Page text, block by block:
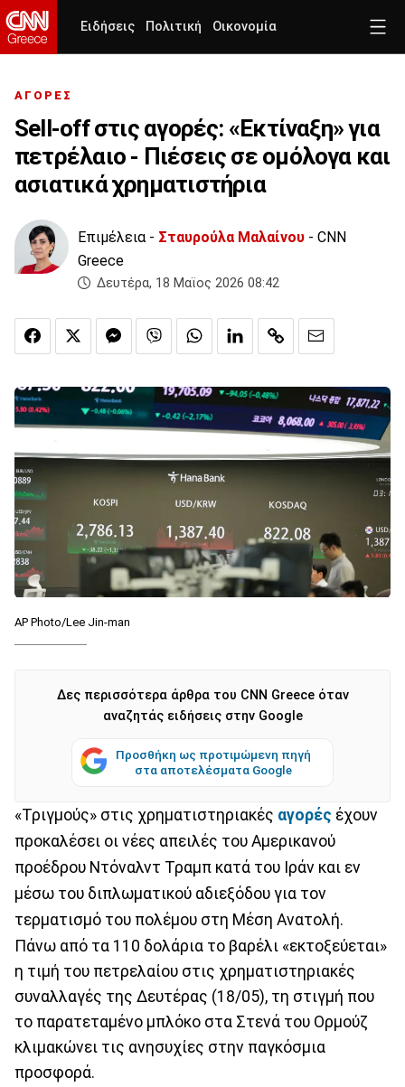
Ειδήσεις Πολιτική Οικονομία
ΑΓΟΡΕΣ
Sell-off στις αγορές: «Εκτίναξη» για
πετρέλαιο - Πιέσεις σε ομόλογα και
ασιατικά χρηματιστήρια
Επιμέλεια - Σταυρούλα Μαλαίνου - CNN
Greece
Δευτέρα, 18 Μαϊος 2026 08:42
AP Photo/Lee Jin-man
Δες περισσότερα άρθρα του CNN Greece όταν
αναζητάς ειδήσεις στην Google
Προσθήκη ως προτιμώμενη πηγή
στα αποτελέσματα Google
«Τριγμούς» στις χρηματιστηριακές αγορές έχουν
προκαλέσει οι νέες απειλές του Αμερικανού
προέδρου Ντόναλντ Τραμπ κατά του Ιράν και εν
μέσω του διπλωματικού αδιεξόδου για τον
τερματισμό του πολέμου στη Μέση Ανατολή.
Πάνω από τα 110 δολάρια το βαρέλι «εκτοξεύεται»
η τιμή του πετρελαίου στις χρηματιστηριακές
συναλλαγές της Δευτέρας (18/05), τη στιγμή που
το παρατεταμένο μπλόκο στα Στενά του Ορμούζ
κλιμακώνει τις ανησυχίες στην παγκόσμια
προσφορά.